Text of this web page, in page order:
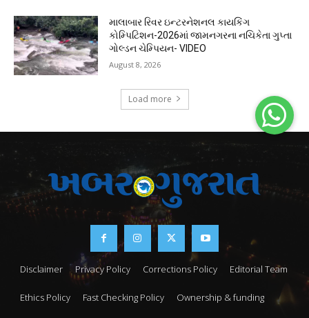
માલાબાર રિવર ઇન્ટરનેશનલ કાયકિંગ
કોમ્પિટિશન-2026માં જામનગરના નચિકેતા ગુપ્તા
ગોલ્ડન ચેમ્પિયન- VIDEO
August 8, 2026
Load more
Disclaimer Privacy Policy Corrections Policy Editorial Team
Ethics Policy Fast Checking Policy Ownership & funding